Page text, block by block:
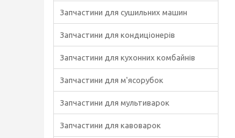
Запчастини для сушильних машин
Запчастини для кондиціонерів
Запчастини для кухонних комбайнів
Запчастини для м'ясорубок
Запчастини для мультиварок
Запчастини для кавоварок